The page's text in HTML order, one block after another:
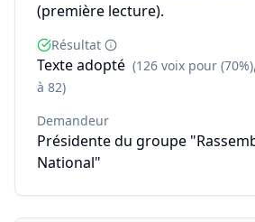
(première lecture).
Résultat
Texte adopté (126 voix pour
à 82)
Demandeur
Présidente du groupe
National"